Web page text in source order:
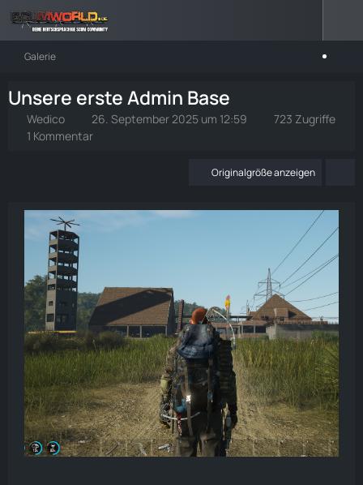
Galerie
Unsere erste Admin Base
Wedico 26. September 2025 um 12:59
723 Zugriffe
1 Kommentar
Originalgröße anzeigen